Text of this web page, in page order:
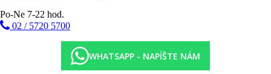
Po-Ne 7-22 hod.
02 / 5720 5700
WHATSAPP - NAPÍŠTE NÁM